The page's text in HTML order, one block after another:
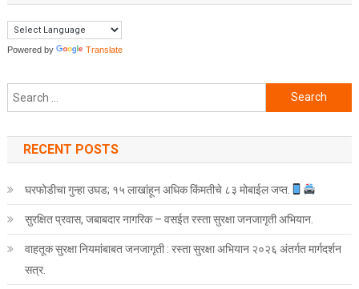
Powered by Translate
Search for:
RECENT POSTS
घरफोडीचा गुन्हा उघड; १५ लाखांहून अधिक किंमतीचे ८३ मोबाईल जप्त.
सुरक्षित प्रवास, जबाबदार नागरिक – वसईत रस्ता सुरक्षा जनजागृती अभियान.
वाहतूक सुरक्षा नियमांबाबत जनजागृती : रस्ता सुरक्षा अभियान २०२६ अंतर्गत मार्गदर्शन
सत्र.